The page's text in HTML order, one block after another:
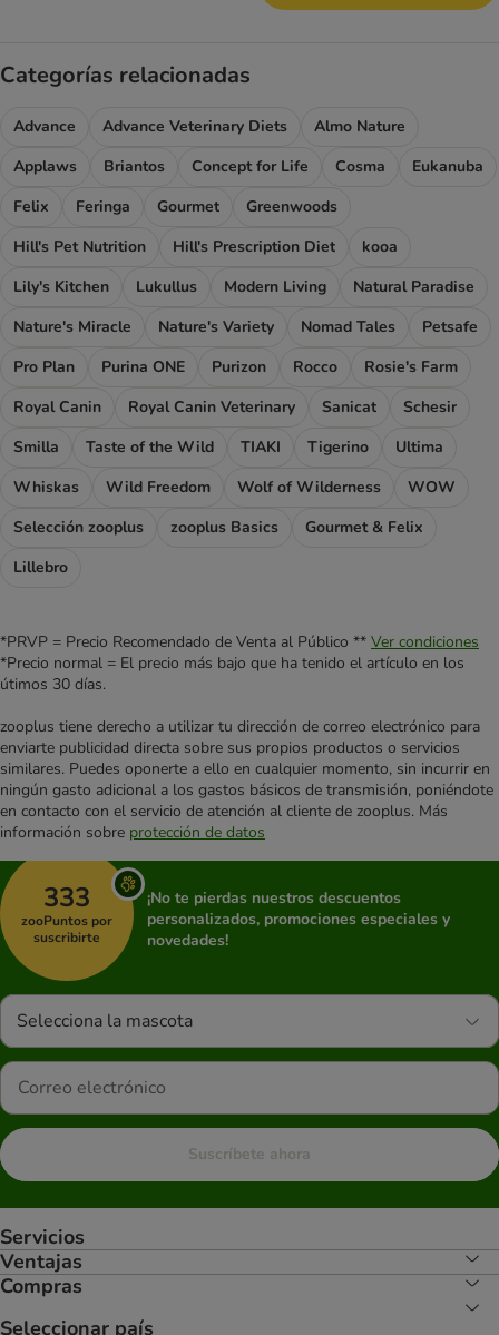
Categorías relacionadas
Advance Advance Veterinary Diets
Almo Nature
Applaws
Briantos Concept for Life Cosma
Eukanuba
Felix
Feringa Gourmet
Greenwoods
Hill's Pet Nutrition
Hill's Prescription Diet
kooa
Lily's Kitchen
Lukullus Modern Living
Natural Paradise
Nature's Miracle
Nature's Variety Nomad Tales
Petsafe
Pro Plan
Purina ONE Purizon Rocco
Rosie's Farm
Royal Canin
Royal Canin Veterinary Sanicat
Schesir
Smilla
Taste of the Wild TIAKI Tigerino
Ultima
Whiskas
Wild Freedom Wolf of Wilderness
WOW
Selección zooplus
zooplus Basics
Gourmet & Felix
Lillebro
*PRVP = Precio Recomendado de Venta al Público ** Ver condiciones
*Precio normal = El precio más bajo que ha tenido el artículo en los
útimos 30 días.
zooplus tiene derecho a utilizar tu dirección de correo electrónico para
enviarte publicidad directa sobre sus propios productos o servicios
similares. Puedes oponerte a ello en cualquier momento, sin incurrir en
ningún gasto adicional a los gastos básicos de transmisión, poniéndote
en contacto con el servicio de atención al cliente de zooplus. Más
información sobre protección de datos
333
zooPuntos por
suscribirte
¡No te pierdas nuestros descuentos
personalizados, promociones especiales y
novedades!
Selecciona la mascota
Suscríbete ahora
Servicios
Ventajas
Compras
Seleccionar país